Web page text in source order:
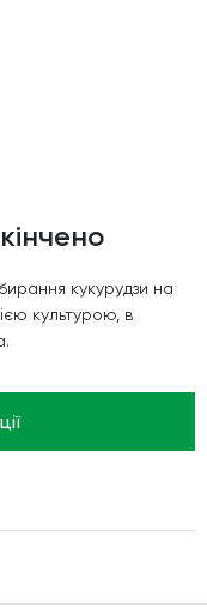
кукурудзи на
культурою, в